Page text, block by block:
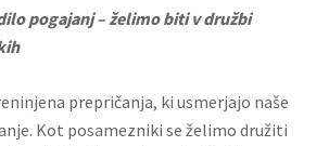
pogajanj – želimo biti v družbi
prepričanja, ki usmerjajo naše
Kot posamezniki se želimo družiti